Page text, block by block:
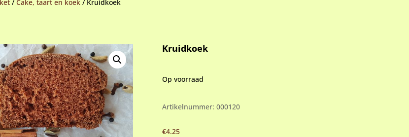
/ Cake, taart en koek/ Kruidkoek
Kruidkoek
Op voorraad
Artikelnummer: 000120
€4.25